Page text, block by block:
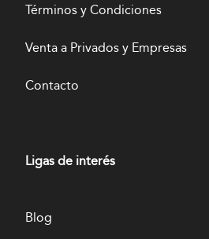
Términos y Condiciones
Venta a Privados y Empresas
Contacto
Ligas de interés
Blog